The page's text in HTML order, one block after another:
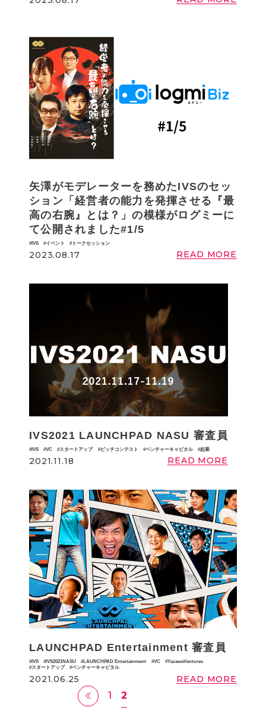
矢澤がモデレーターを務めたIVSのセッ
ション「経営者の能力を発揮させる『最
高の右腕』とは？」の模様がログミーに
て公開されました#1/5
IVS イベント トークセッション
2023.08.17 READ MORE
IVS2021 LAUNCHPAD NASU 審査員
IVS VC スタートアップ ピッチコンテスト ベンチャーキャピタル 起業
2021.11.18 READ MORE
LAUNCHPAD Entertainment 審査員
IVS IVS2021NASU LAUNCHPAD Entertainment VC
YazawaVentures
スタートアップ
ベンチャーキャピタル
2021.06.25 READ MORE
‹ 1 2